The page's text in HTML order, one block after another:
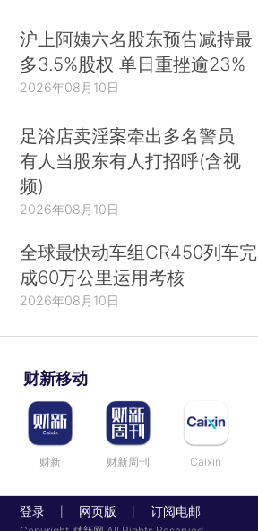
沪上阿姨六名股东预告减持最
多3.5%股权 单日重挫逾23%
2026年08月10日
足浴店卖淫案牵出多名警员
有人当股东有人打招呼(含视
频)
2026年08月10日
全球最快动车组CR450列车完
成60万公里运用考核
2026年08月10日
财新移动
财新 财新周刊 Caixin
登录 网页版 订阅电邮